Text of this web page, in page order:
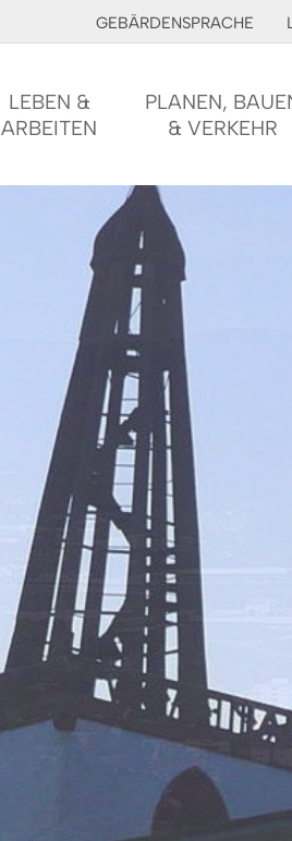
GEBÄRDENSPRACHE
LEBEN &
ARBEITEN
PLANEN,
& VERKEHR